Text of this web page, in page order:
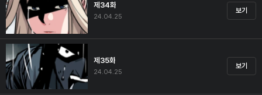
제34화
24.04.25
보기
제35화
24.04.25
보기